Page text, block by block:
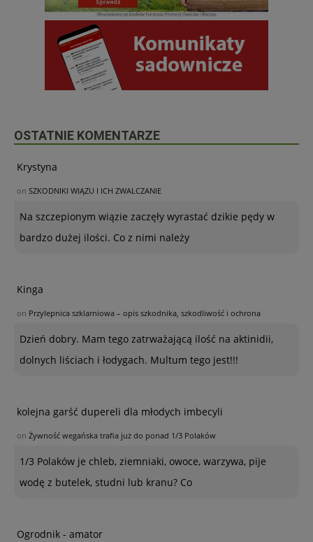
OSTATNIE KOMENTARZE
Krystyna
on SZKODNIKI WIĄZU I ICH ZWALCZANIE
Na szczepionym wiązie zaczęły wyrastać dzikie pędy w
bardzo dużej ilości. Co z nimi należy
Kinga
on Przylepnica szklarniowa – opis szkodnika, szkodliwość i ochrona
Dzień dobry. Mam tego zatrważającą ilość na aktinidii,
dolnych liściach i łodygach. Multum tego jest!!!
kolejna garść dupereli dla młodych imbecyli
on Żywność wegańska trafia już do ponad 1/3 Polaków
1/3 Polaków je chleb, ziemniaki, owoce, warzywa, pije
wodę z butelek, studni lub kranu? Co
Ogrodnik - amator